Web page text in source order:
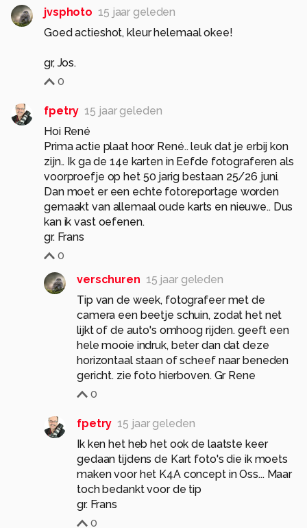
jvsphoto 15 jaar geleden
Goed actieshot, kleur helemaal okee!
gr, Jos.
0
fpetry 15 jaar geleden
Hoi René
Prima actie plaat hoor René.. leuk dat je erbij kon
zijn.. Ik ga de 14e karten in Eefde fotograferen als
voorproefje op het 50 jarig bestaan 25/26 juni.
Dan moet er een echte fotoreportage worden
gemaakt van allemaal oude karts en nieuwe.. Dus
kan ik vast oefenen.
gr. Frans
0
verschuren 15 jaar geleden
Tip van de week, fotografeer met de
camera een beetje schuin, zodat het net
lijkt of de auto's omhoog rijden. geeft een
hele mooie indruk, beter dan dat deze
horizontaal staan of scheef naar beneden
gericht. zie foto hierboven. Gr Rene
0
fpetry 15 jaar geleden
Ik ken het heb het ook de laatste keer
gedaan tijdens de Kart foto's die ik moets
maken voor het K4A concept in Oss... Maar
toch bedankt voor de tip
gr. Frans
0